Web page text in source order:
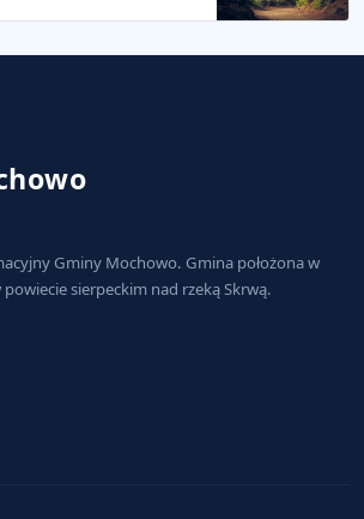
Gminy Mochowo. Gmina położona w
sierpeckim nad rzeką Skrwą.